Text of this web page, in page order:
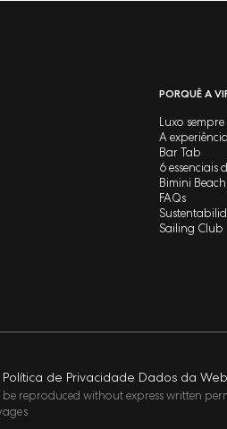
PORQUÊ A
Luxo
A
Bar Tab
6 essenciais
Bimini
FAQs
Sailing Club
Política de Privacidade Dados da Web
be reproduced without express written